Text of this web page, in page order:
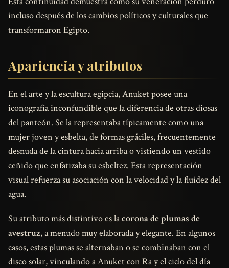
incluso después de los cambios políticos y culturales que
transformaron Egipto.
Apariencia y atributos
En el arte y la escultura egipcia, Anuket posee una
iconografía inconfundible que la diferencia de otras diosas
del panteón. Se la representaba típicamente como una
mujer joven y esbelta, de formas gráciles, frecuentemente
desnuda de la cintura hacia arriba o vistiendo un vestido
ceñido que enfatizaba su esbeltez. Esta representación
visual refuerza su asociación con la velocidad y la fluidez del
agua.
Su atributo más distintivo es lacorona de plumas de
avestruz, a menudo muy elaborada y elegante. En algunos
casos, estas plumas se alternaban o se combinaban con el
disco solar, vinculando a Anuket con Ra y el ciclo del día